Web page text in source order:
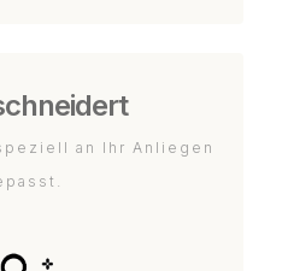
an Ihr Anliegen